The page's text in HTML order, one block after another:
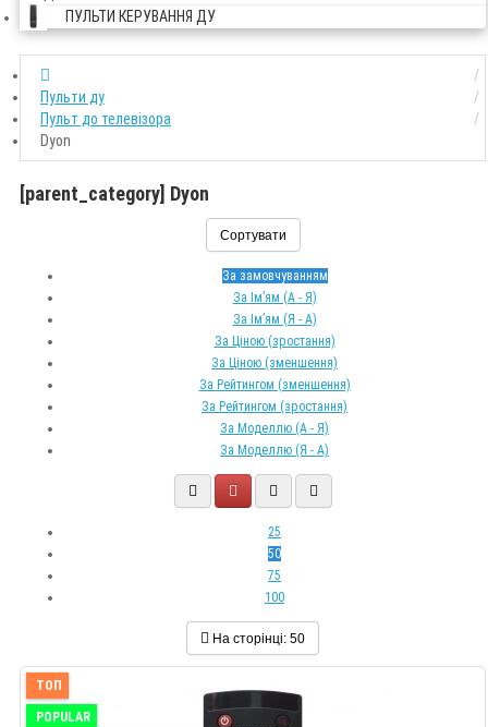
ПУЛЬТИ КЕРУВАННЯ ДУ
Пульти ду
Пульт до телевізора
Dyon
[parent_category] Dyon
Сортувати
За замовчуванням
За Ім’ям (A - Я)
За Ім’ям (Я - A)
За Ціною (зростання)
За Ціною (зменшення)
За Рейтингом (зменшення)
За Рейтингом (зростання)
За Моделлю (A - Я)
За Моделлю (Я - A)
25
50
75
100
На сторінці: 50
ТОП
POPULAR